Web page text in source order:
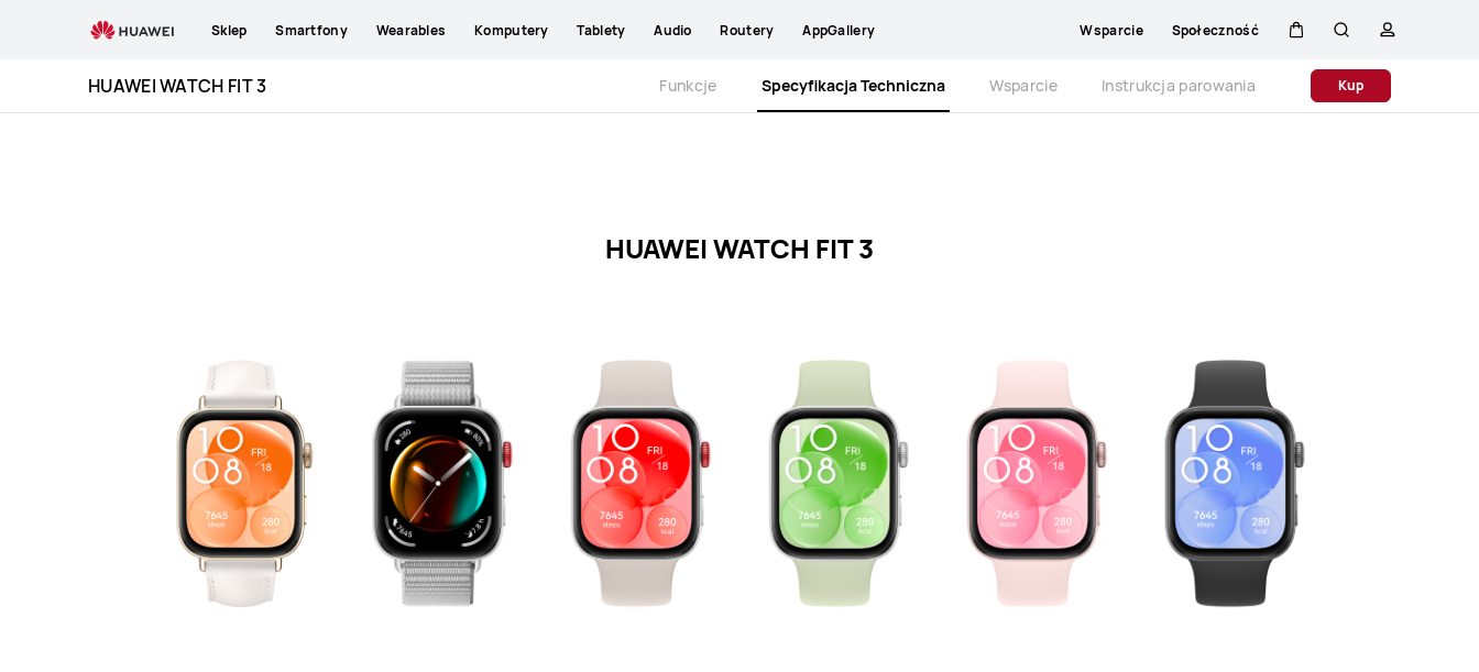
Specification
Sklep Smartfony Wearables Komputery Tablety Audio Routery AppGallery Wsparcie Społeczność
HUAWEI WATCH FIT 3 Funkcje Specyfikacja Techniczna Wsparcie Instrukcja parowania Kup
HUAWEI WATCH FIT 3